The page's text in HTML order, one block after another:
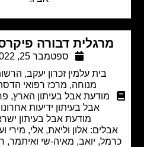
מרגלית דבורה פיקרסקי
ספטמבר 25, 2022
בית עלמין זכרון יעקב,הרשות
מרכז רפואי הדסה,
מודעת אבל בעיתון הארץ,פרסום
אבל בעיתון ידיעות אחרונות,
מודעת אבל בעיתון ישראל היום
אלון וליאת, אלי, מירי וערי,
יואב, מאיה-שי ואיתמר, רמונה